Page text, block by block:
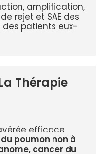
amplification,
rejet et SAE des
des patients eux-
Thérapie
efficace
poumon non à
cancer du